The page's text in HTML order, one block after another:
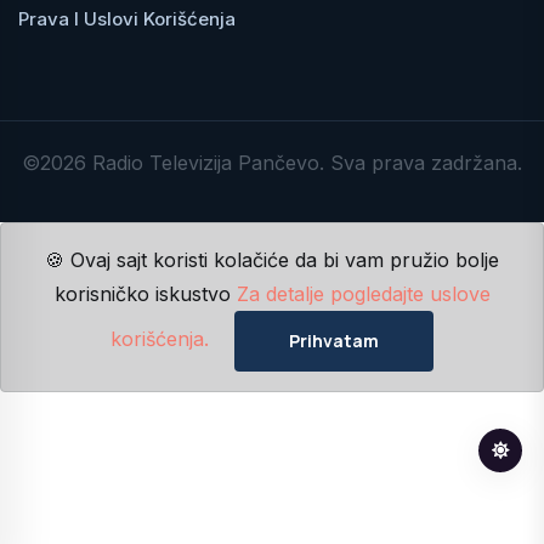
Prava I Uslovi Korišćenja
©2026 Radio Televizija Pančevo. Sva prava zadržana.
🍪 Ovaj sajt koristi kolačiće da bi vam pružio bolje
korisničko iskustvo Za detalje pogledajte uslove
korišćenja.
Prihvatam